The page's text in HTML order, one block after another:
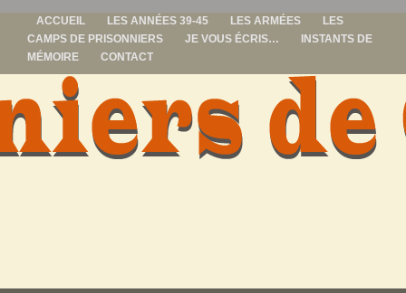
ACCUEIL LES ANNÉES 39-45 LES ARMÉES
LES
CAMPS DE PRISONNIERS
JE VOUS ÉCRIS…
INSTANTS DE
MÉMOIRE
CONTACT
prisonniers de